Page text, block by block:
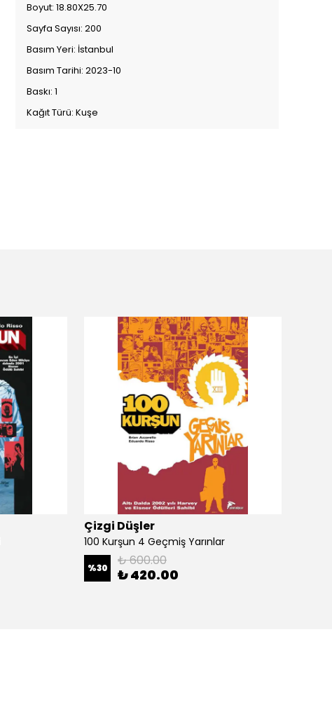
Boyut: 18.80X25.70
Sayfa Sayısı: 200
Basım Yeri: İstanbul
Basım Tarihi: 2023-10
Baskı: 1
Kağıt Türü: Kuşe
Çizgi Düşler
100 Kurşun 4 Geçmiş Yarınlar
%30 ₺ 600.00
₺ 420.00